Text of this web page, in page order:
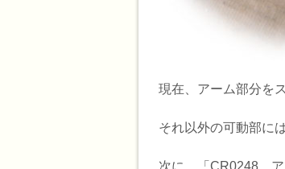
現在、アーム部分を
それ以外の可動部に
次に、「CR0248 ア